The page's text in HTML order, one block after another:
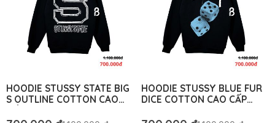
HOODIE STUSSY STATE BIG
S OUTLINE COTTON CAO
HOODIE STUSSY BLUE FUR
DICE COTTON CAO CẤP